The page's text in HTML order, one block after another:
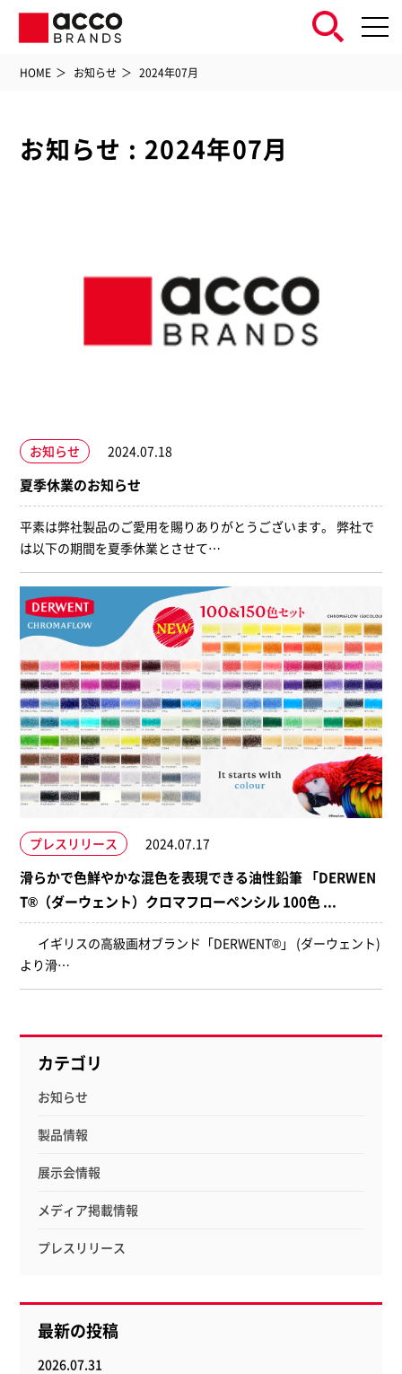
HOME お知らせ 2024年07月
お知らせ : 2024年07月
お知らせ 2024.07.18
夏季休業のお知らせ
平素は弊社製品のご愛用を賜りありがとうございます。 弊社で
は以下の期間を夏季休業とさせて…
プレスリリース 2024.07.17
滑らかで色鮮やかな混色を表現できる油性鉛筆 「DERWEN
T®（ダーウェント）クロマフローペンシル 100色 ...
イギリスの高級画材ブランド「DERWENT®」 (ダーウェント)
より滑…
カテゴリ
お知らせ
製品情報
展示会情報
メディア掲載情報
プレスリリース
最新の投稿
2026.07.31